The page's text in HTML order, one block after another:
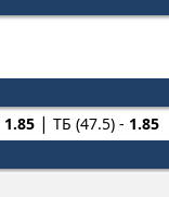
1.85 ТБ (47.5) - 1.85